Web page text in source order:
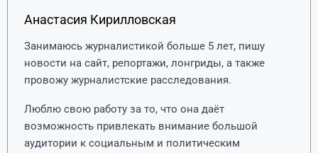
Анастасия Кирилловская
Занимаюсь журналистикой больше 5 лет, пишу
новости на сайт, репортажи, лонгриды, а также
провожу журналистские расследования.
Люблю свою работу за то, что она даёт
возможность привлекать внимание большой
аудитории к социальным и политическим